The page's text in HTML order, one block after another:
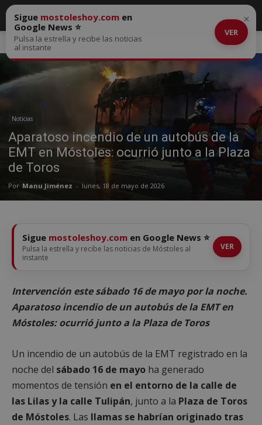
Inicio Noticias
Noticias
Aparatoso incendio de un autobús de la
EMT en Móstoles: ocurrió junto a la Plaza
de Toros
Por Manu Jiménez - lunes, 18 de mayo de 2026
Sigue mostoleshoy.com en
Google News ⭐
Pulsa la estrella y recibe las noticias
al instante
VER
×
Sigue mostoleshoy.com en Google News ⭐
Pulsa la estrella y recibe las noticias de Móstoles al
instante
VER
Intervención este sábado 16 de mayo por la noche.
Aparatoso incendio de un autobús de la EMT en
Móstoles: ocurrió junto a la Plaza de Toros
Un incendio de un autobús de la EMT registrado en la
noche del sábado 16 de mayo ha generado
momentos de tensión en el entorno de la calle de
las Lilas y la calle Tulipán, junto a la Plaza de Toros
de Móstoles. Las llamas se habrían originado tras